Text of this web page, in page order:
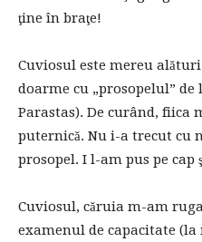
ţine în braţe!
Cuviosul este mereu
doarme cu „prosopelul”
Parastas). De curând, fiica
puternică. Nu i-a trecut cu
prosopel. I l-am pus pe
Cuviosul, căruia m-am
examenul de capacitate